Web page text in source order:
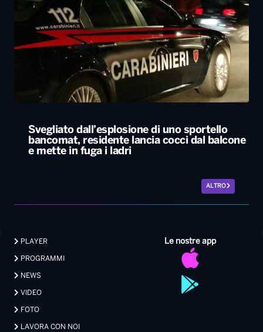
Svegliato dall’esplosione di uno sportello
bancomat, residente lancia cocci dal balcone
e mette in fuga i ladri
ALTRO
Le nostre app
PLAYER
PROGRAMMI
NEWS
VIDEO
FOTO
LAVORA CON NOI